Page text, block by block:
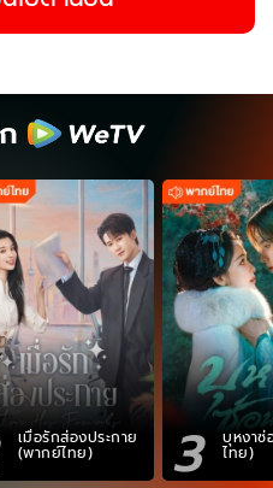
เมื่อรักส่องประกาย
(พากย์ไทย) 3 บุหงา
ไทย)